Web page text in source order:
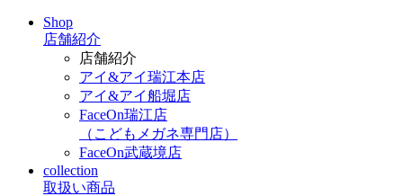
Shop
店舗紹介
店舗紹介
アイ&アイ瑞江本店
アイ&アイ船堀店
FaceOn瑞江店
（こどもメガネ専門店）
FaceOn武蔵境店
collection
取扱い商品